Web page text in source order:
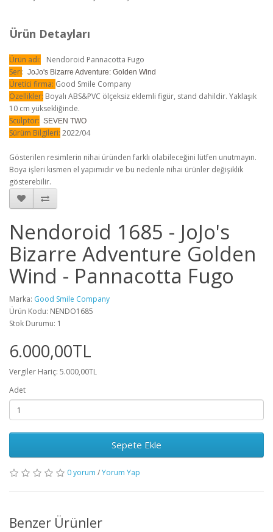
Ürün Detayları
Ürün adı: Nendoroid Pannacotta Fugo
Seri: JoJo's Bizarre Adventure: Golden Wind
Üretici firma: Good Smile Company
Özellikler: Boyalı ABS&PVC ölçeksiz eklemli figür, stand dahildir. Yaklaşık
10 cm yüksekliğinde.
Sculptor: SEVEN TWO
Sürüm Bilgileri: 2022/04
Gösterilen resimlerin nihai üründen farklı olabileceğini lütfen unutmayın.
Boya işleri kısmen el yapımıdır ve bu nedenle nihai ürünler değişiklik
gösterebilir.
Nendoroid 1685 - JoJo's
Bizarre Adventure Golden
Wind - Pannacotta Fugo
Marka: Good Smile Company
Ürün Kodu: NENDO1685
Stok Durumu: 1
6.000,00TL
Vergiler Hariç: 5.000,00TL
Adet
Sepete Ekle
0 yorum /Yorum Yap
Benzer Ürünler